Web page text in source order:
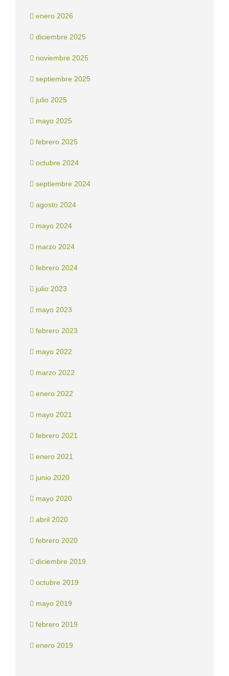
enero 2026
diciembre 2025
noviembre 2025
septiembre 2025
julio 2025
mayo 2025
febrero 2025
octubre 2024
septiembre 2024
agosto 2024
mayo 2024
marzo 2024
febrero 2024
julio 2023
mayo 2023
febrero 2023
mayo 2022
marzo 2022
enero 2022
mayo 2021
febrero 2021
enero 2021
junio 2020
mayo 2020
abril 2020
febrero 2020
diciembre 2019
octubre 2019
mayo 2019
febrero 2019
enero 2019